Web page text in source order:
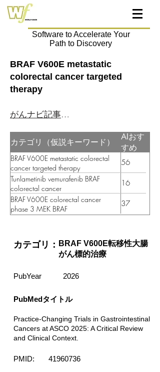
Software to Accelerate Your
Path to Discovery
BRAF V600E metastatic
colorectal cancer targeted
therapy
がんナビ記事はこちら
カテゴリ（仮説キーワード）
AIおす
すめ
BRAF V600E metastatic colorectal
cancer targeted therapy
56
Tunlametinib vemurafenib BRAF
colorectal cancer
16
BRAF V600E colorectal cancer
phase 3 MEK BRAF
37
カテゴリ： BRAF V600E転移性大腸
がん標的治療
PubYear 2026
PubMedタイトル
Practice-Changing Trials in Gastrointestinal
Cancers at ASCO 2025: A Critical Review
and Clinical Context.
PMID: 41960736